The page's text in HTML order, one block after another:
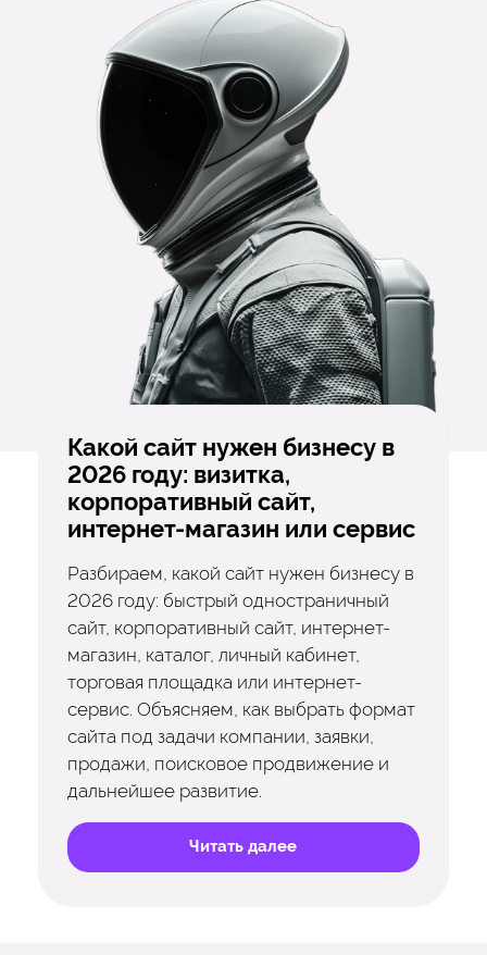
Какой сайт нужен бизнесу в
2026 году: визитка,
корпоративный сайт,
интернет-магазин или сервис
Разбираем, какой сайт нужен бизнесу в
2026 году: быстрый одностраничный
сайт, корпоративный сайт, интернет-
магазин, каталог, личный кабинет,
торговая площадка или интернет-
сервис. Объясняем, как выбрать формат
сайта под задачи компании, заявки,
продажи, поисковое продвижение и
дальнейшее развитие.
Читать далее